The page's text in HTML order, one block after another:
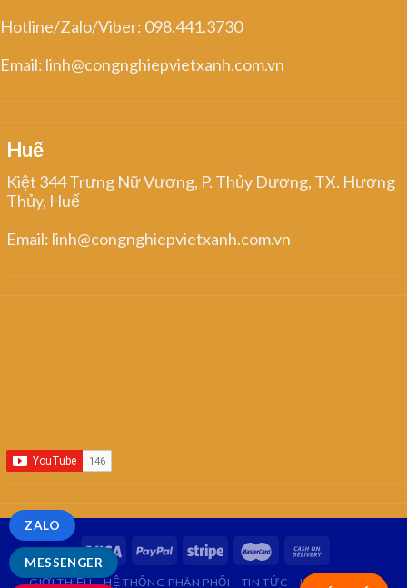
Hotline/Zalo/Viber: 098.441.3730
Email: linh@congnghiepvietxanh.com.vn
Huế
Kiệt 344 Trưng Nữ Vương, P. Thủy Dương, TX. Hương
Thủy, Huế
Email: linh@congnghiepvietxanh.com.vn
GIỚI THIỆU HỆ THỐNG PHÂN PHỐI TIN TỨC LIÊN HỆ
MESSENGER
ZALO